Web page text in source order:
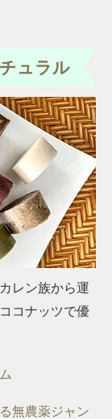
ュラル​​
カレン族から運
コナッツで優
無農薬ジャン